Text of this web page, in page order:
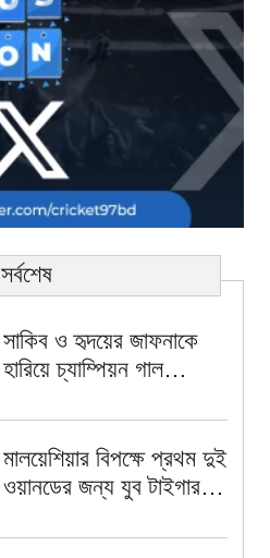
সর্বশেষ
সাকিব ও হৃদয়ের জাফনাকে
হারিয়ে চ্যাম্পিয়ন গাল
মালয়েশিয়ার বিপক্ষে প্রথম দুই
ওয়ানডের জন্য যুব টাইগার
অধিনায়কের দায়িত্বে আলিন